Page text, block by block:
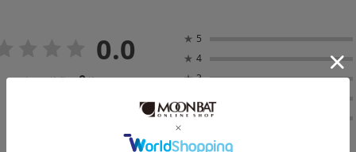
0.0
レビュー件数：0件
★ 5
★ 4
★3
★ 1